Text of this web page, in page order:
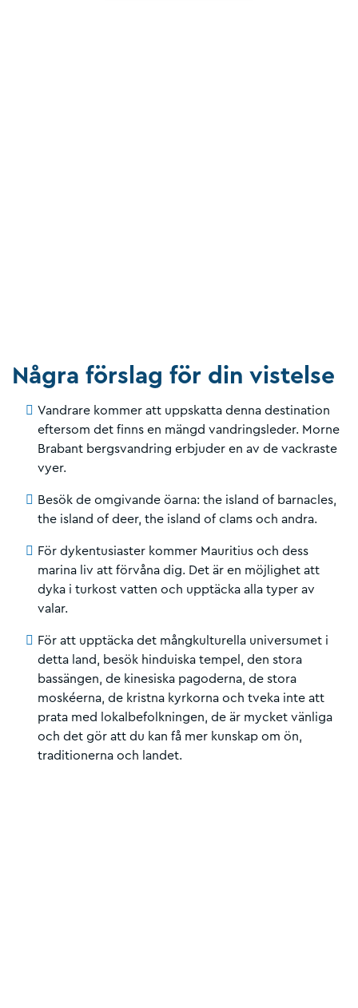
Några förslag för din vistelse
Vandrare kommer att uppskatta denna destination
eftersom det finns en mängd vandringsleder. Morne
Brabant bergsvandring erbjuder en av de vackraste
vyer.
Besök de omgivande öarna: the island of barnacles,
the island of deer, the island of clams och andra.
För dykentusiaster kommer Mauritius och dess
marina liv att förvåna dig. Det är en möjlighet att
dyka i turkost vatten och upptäcka alla typer av
valar.
För att upptäcka det mångkulturella universumet i
detta land, besök hinduiska tempel, den stora
bassängen, de kinesiska pagoderna, de stora
moskéerna, de kristna kyrkorna och tveka inte att
prata med lokalbefolkningen, de är mycket vänliga
och det gör att du kan få mer kunskap om ön,
traditionerna och landet.